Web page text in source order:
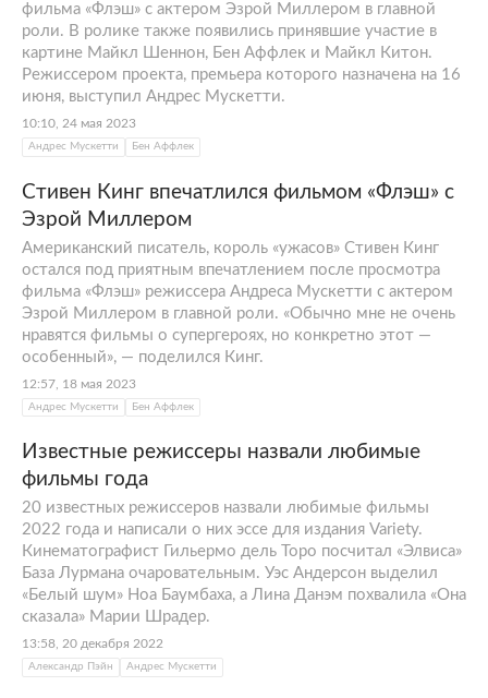
фильма «Флэш» с актером Эзрой Миллером в главной
роли. В ролике также появились принявшие участие в
картине Майкл Шеннон, Бен Аффлек и Майкл Китон.
Режиссером проекта, премьера которого назначена на 16
июня, выступил Андрес Мускетти.
10:10, 24 мая 2023
Андрес Мускетти Бен Аффлек
Стивен Кинг впечатлился фильмом «Флэш» с
Эзрой Миллером
Американский писатель, король «ужасов» Стивен Кинг
остался под приятным впечатлением после просмотра
фильма «Флэш» режиссера Андреса Мускетти с актером
Эзрой Миллером в главной роли. «Обычно мне не очень
нравятся фильмы о супергероях, но конкретно этот —
особенный», — поделился Кинг.
12:57, 18 мая 2023
Андрес Мускетти Бен Аффлек
Известные режиссеры назвали любимые
фильмы года
20 известных режиссеров назвали любимые фильмы
2022 года и написали о них эссе для издания Variety.
Кинематографист Гильермо дель Торо посчитал «Элвиса»
База Лурмана очаровательным. Уэс Андерсон выделил
«Белый шум» Ноа Баумбаха, а Лина Данэм похвалила «Она
сказала» Марии Шрадер.
13:58, 20 декабря 2022
Александр Пэйн Андрес Мускетти